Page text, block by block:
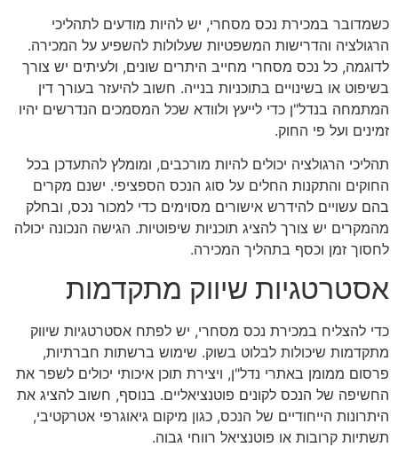
כשמדובר במכירת נכס מסחרי, יש להיות מודעים לתהליכי
הרגולציה והדרישות המשפטיות שעלולות להשפיע על המכירה.
לדוגמה, כל נכס מסחרי מחייב היתרים שונים, ולעיתים יש צורך
בשיפוט או בשינויים בתוכניות בנייה. חשוב להיעזר בעורך דין
המתמחה בנדל"ן כדי לייעץ ולוודא שכל המסמכים הנדרשים יהיו
זמינים ועל פי החוק.
תהליכי הרגולציה יכולים להיות מורכבים, ומומלץ להתעדכן בכל
החוקים והתקנות החלים על סוג הנכס הספציפי. ישנם מקרים
בהם עשויים להידרש אישורים מסוימים כדי למכור נכס, ובחלק
מהמקרים יש צורך להציג תוכניות שיפוטיות. הגישה הנכונה יכולה
לחסוך זמן וכסף בתהליך המכירה.
אסטרטגיות שיווק מתקדמות
כדי להצליח במכירת נכס מסחרי, יש לפתח אסטרטגיות שיווק
מתקדמות שיכולות לבלוט בשוק. שימוש ברשתות חברתיות,
פרסום ממומן באתרי נדל"ן, ויצירת תוכן איכותי יכולים לשפר את
החשיפה של הנכס לקונים פוטנציאליים. בנוסף, חשוב להציג את
היתרונות הייחודיים של הנכס, כגון מיקום גיאוגרפי אטרקטיבי,
תשתיות קרובות או פוטנציאל רווחי גבוה.